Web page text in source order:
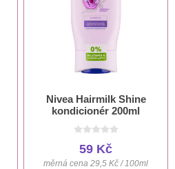
Nivea Hairmilk Shine
kondicionér 200ml
59 Kč
měrná cena 29,5 Kč / 100ml